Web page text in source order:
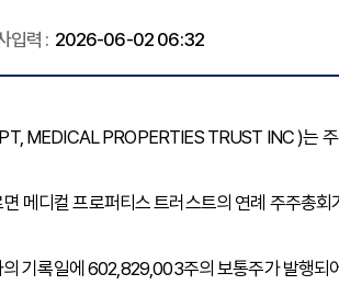
입력 : 2026-06-02 06:32
MEDICAL PROPERTIES TRUST INC )는
메디컬 프로퍼티스 트러스트의 연례 주주총
기록일에 602,829,003주의 보통주가 발행되